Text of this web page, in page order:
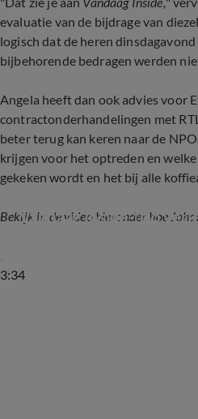
evaluatie van de bijdrage van
logisch dat de heren
bijbehorende bedragen werden
Angela heeft dan ook advies voor
contractonderhandelingen met
beter terug kan keren naar de
krijgen voor het optreden en
gekeken wordt en het bij alle
Bekijk in de video hieronder hoe
3:34
Vandaag Inside-trio